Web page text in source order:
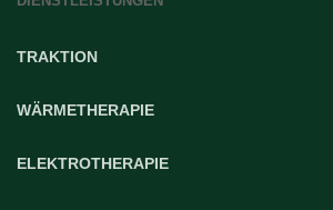
TRAKTION
WÄRMETHERAPIE
ELEKTROTHERAPIE